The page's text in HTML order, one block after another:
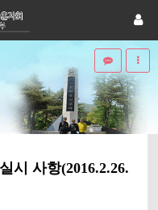
시 사항(2016.2.26.